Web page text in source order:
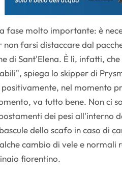
fase molto importante: è
non farsi distaccare dal
di Sant'Elena. È lì, infatti,
spiega lo skipper di
nel momento
va tutto bene. Non ci
dei pesi all'interno
dello scafo in caso di
cambio di vele e normali
fiorentino.